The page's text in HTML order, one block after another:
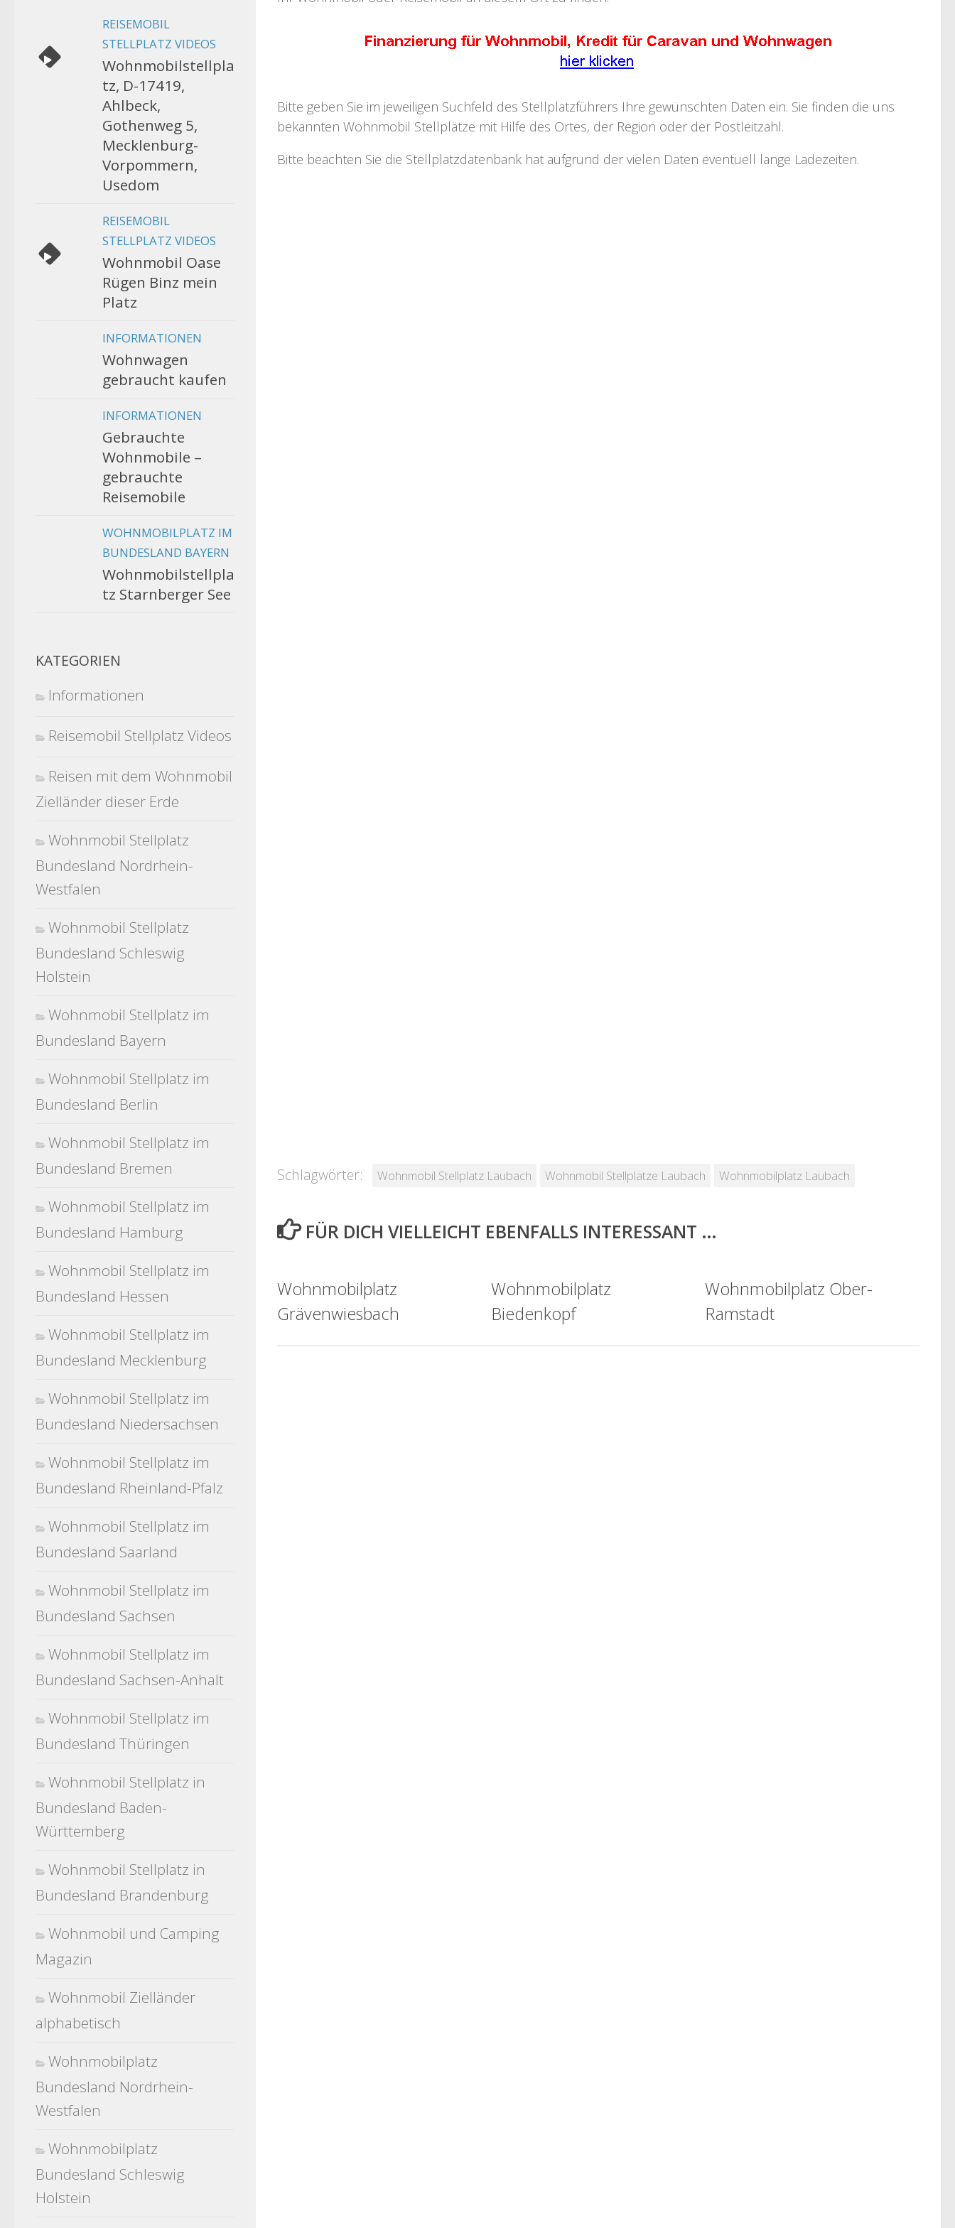
Bitte geben Sie im jeweiligen Suchfeld des Stellplatzführers Ihre gewünschten Daten ein. Sie finden die uns
bekannten Wohnmobil Stellplätze mit Hilfe des Ortes, der Region oder der Postleitzahl.
Bitte beachten Sie die Stellplatzdatenbank hat aufgrund der vielen Daten eventuell lange Ladezeiten.
Schlagwörter: Wohnmobil Stellplatz Laubach Wohnmobil Stellplätze Laubach Wohnmobilplatz Laubach
FÜR DICH VIELLEICHT EBENFALLS INTERESSANT …
Wohnmobilplatz
Grävenwiesbach
Wohnmobilplatz
Biedenkopf
Wohnmobilplatz Ober-
Ramstadt
REISEMOBIL
STELLPLATZ VIDEOS
Wohnmobilstellpla
tz, D-17419,
Ahlbeck,
Gothenweg 5,
Mecklenburg-
Vorpommern,
Usedom
REISEMOBIL
STELLPLATZ VIDEOS
Wohnmobil Oase
Rügen Binz mein
Platz
INFORMATIONEN
Wohnwagen
gebraucht kaufen
INFORMATIONEN
Gebrauchte
Wohnmobile –
gebrauchte
Reisemobile
WOHNMOBILPLATZ IM
BUNDESLAND BAYERN
Wohnmobilstellpla
tz Starnberger See
KATEGORIEN
Informationen
Reisemobil Stellplatz Videos
Reisen mit dem Wohnmobil
Zielländer dieser Erde
Wohnmobil Stellplatz
Bundesland Nordrhein-
Westfalen
Wohnmobil Stellplatz
Bundesland Schleswig
Holstein
Wohnmobil Stellplatz im
Bundesland Bayern
Wohnmobil Stellplatz im
Bundesland Berlin
Wohnmobil Stellplatz im
Bundesland Bremen
Wohnmobil Stellplatz im
Bundesland Hamburg
Wohnmobil Stellplatz im
Bundesland Hessen
Wohnmobil Stellplatz im
Bundesland Mecklenburg
Wohnmobil Stellplatz im
Bundesland Niedersachsen
Wohnmobil Stellplatz im
Bundesland Rheinland-Pfalz
Wohnmobil Stellplatz im
Bundesland Saarland
Wohnmobil Stellplatz im
Bundesland Sachsen
Wohnmobil Stellplatz im
Bundesland Sachsen-Anhalt
Wohnmobil Stellplatz im
Bundesland Thüringen
Wohnmobil Stellplatz in
Bundesland Baden-
Württemberg
Wohnmobil Stellplatz in
Bundesland Brandenburg
Wohnmobil und Camping
Magazin
Wohnmobil Zielländer
alphabetisch
Wohnmobilplatz
Bundesland Nordrhein-
Westfalen
Wohnmobilplatz
Bundesland Schleswig
Holstein